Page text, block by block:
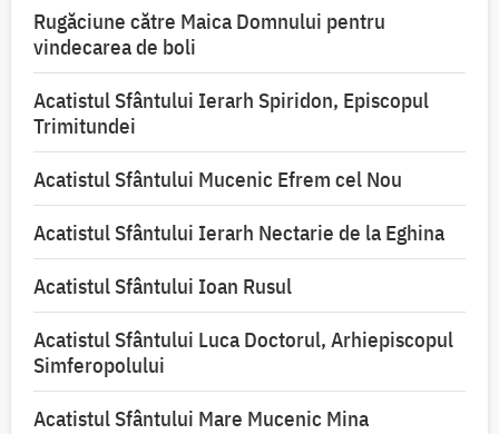
Rugăciune către Maica Domnului pentru
vindecarea de boli
Acatistul Sfântului Ierarh Spiridon, Episcopul
Trimitundei
Acatistul Sfântului Mucenic Efrem cel Nou
Acatistul Sfântului Ierarh Nectarie de la Eghina
Acatistul Sfântului Ioan Rusul
Acatistul Sfântului Luca Doctorul, Arhiepiscopul
Simferopolului
Acatistul Sfântului Mare Mucenic Mina